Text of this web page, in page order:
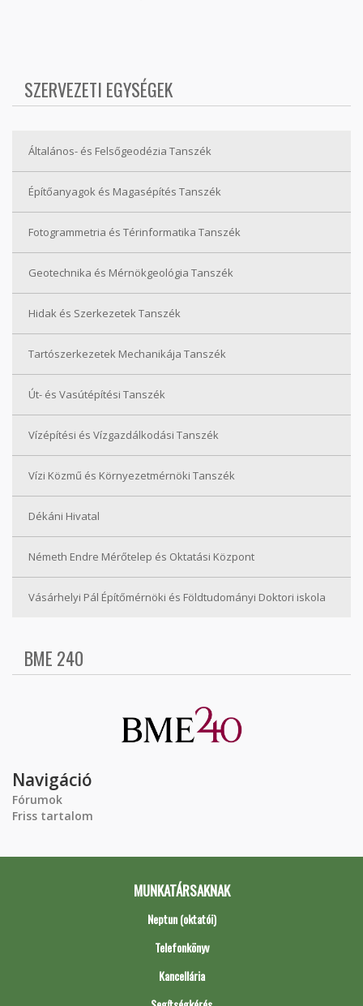
SZERVEZETI EGYSÉGEK
Általános- és Felsőgeodézia Tanszék
Építőanyagok és Magasépítés Tanszék
Fotogrammetria és Térinformatika Tanszék
Geotechnika és Mérnökgeológia Tanszék
Hidak és Szerkezetek Tanszék
Tartószerkezetek Mechanikája Tanszék
Út- és Vasútépítési Tanszék
Vízépítési és Vízgazdálkodási Tanszék
Vízi Közmű és Környezetmérnöki Tanszék
Dékáni Hivatal
Németh Endre Mérőtelep és Oktatási Központ
Vásárhelyi Pál Építőmérnöki és Földtudományi Doktori iskola
BME 240
Navigáció
Fórumok
Friss tartalom
MUNKATÁRSAKNAK
Neptun (oktatói)
Telefonkönyv
Kancellária